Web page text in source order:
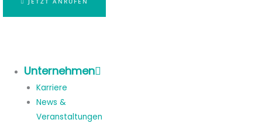
Unternehmen
Karriere
News &
Veranstaltungen